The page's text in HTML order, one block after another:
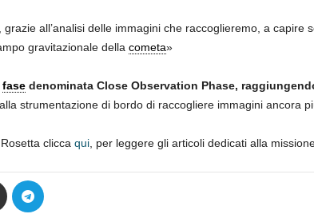
all’analisi delle immagini che raccoglieremo, a capire
gravitazionale della cometa»
fasedenominata Close Observation Phase,
strumentazione di bordo di raccogliere immagini ancora
clicca qui, per leggere gli articoli dedicati alla